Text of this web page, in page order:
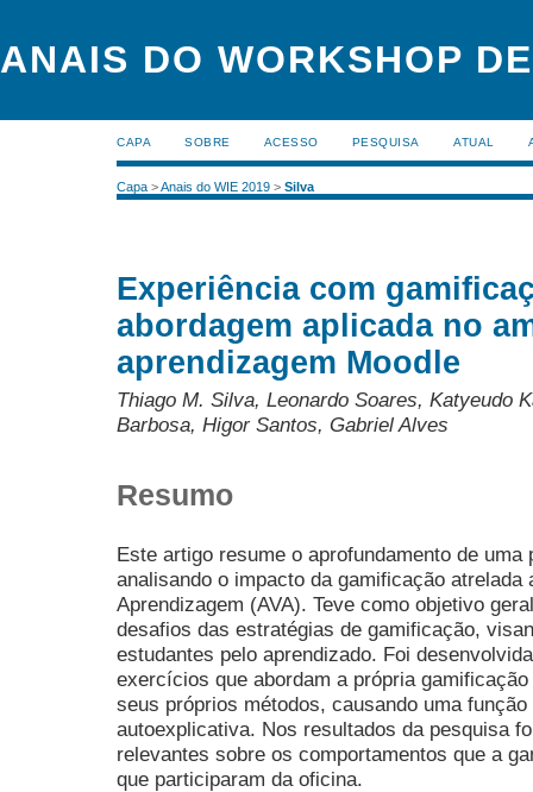
ANAIS DO WORKSHOP
CAPA SOBRE ACESSO PESQUISA ATUAL
Capa >Anais do WIE 2019 > Silva
Experiência com
abordagem aplicada no
aprendizagem Moodle
Thiago M. Silva, Leonardo Soares, Katyeudo
Barbosa, Higor Santos, Gabriel Alves
Resumo
Este artigo resume o aprofundamento de
analisando o impacto da gamificação atrelada
Aprendizagem (AVA). Teve como objetivo
desafios das estratégias de gamificação,
estudantes pelo aprendizado. Foi
exercícios que abordam a própria
seus próprios métodos, causando uma
autoexplicativa. Nos resultados da pesquisa
relevantes sobre os comportamentos que a
que participaram da oficina.